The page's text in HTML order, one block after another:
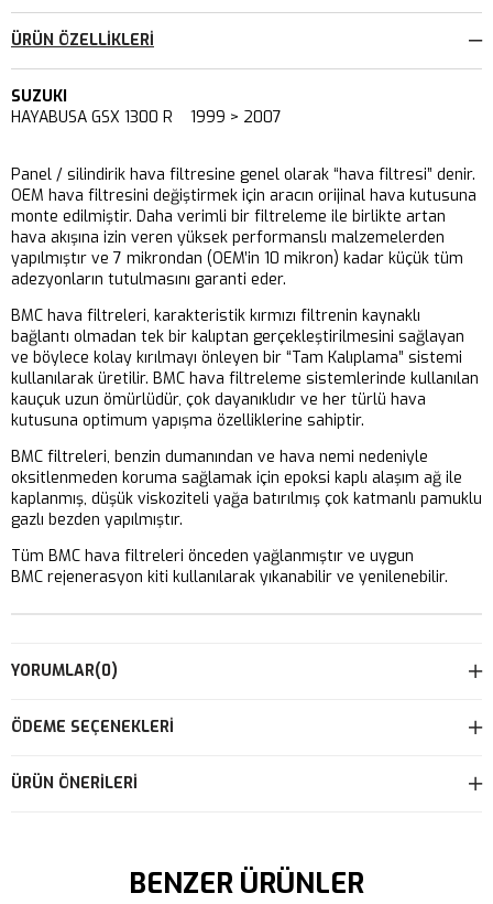
ÜRÜN ÖZELLIKLERI
SUZUKI
HAYABUSA GSX 1300 R 1999 > 2007
Panel / silindirik hava filtresine genel olarak “hava filtresi” denir.
OEM hava filtresini değiştirmek için aracın orijinal hava kutusuna
monte edilmiştir. Daha verimli bir filtreleme ile birlikte artan
hava akışına izin veren yüksek performanslı malzemelerden
yapılmıştır ve 7 mikrondan (OEM’in 10 mikron) kadar küçük tüm
adezyonların tutulmasını garanti eder.
BMC hava filtreleri, karakteristik kırmızı filtrenin kaynaklı
bağlantı olmadan tek bir kalıptan gerçekleştirilmesini sağlayan
ve böylece kolay kırılmayı önleyen bir “Tam Kalıplama” sistemi
kullanılarak üretilir. BMC hava filtreleme sistemlerinde kullanılan
kauçuk uzun ömürlüdür, çok dayanıklıdır ve her türlü hava
kutusuna optimum yapışma özelliklerine sahiptir.
BMC filtreleri, benzin dumanından ve hava nemi nedeniyle
oksitlenmeden koruma sağlamak için epoksi kaplı alaşım ağ ile
kaplanmış, düşük viskoziteli yağa batırılmış çok katmanlı pamuklu
gazlı bezden yapılmıştır.
Tüm BMC hava filtreleri önceden yağlanmıştır ve uygun
BMC rejenerasyon kiti kullanılarak yıkanabilir ve yenilenebilir.
YORUMLAR(0)
ÖDEME SEÇENEKLERI
ÜRÜN ÖNERILERI
BENZER ÜRÜNLER